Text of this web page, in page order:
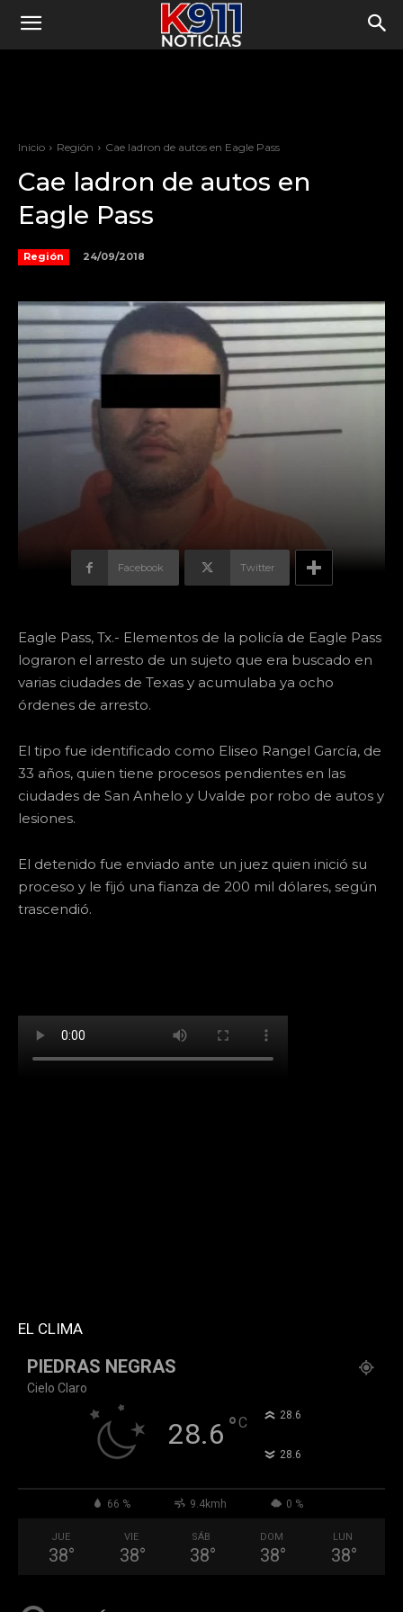
Inicio Región Cae ladron de autos en Eagle Pass
Cae ladron de autos en
Eagle Pass
Región 24/09/2018
Facebook Twitter
Eagle Pass, Tx.- Elementos de la policía de Eagle Pass
lograron el arresto de un sujeto que era buscado en
varias ciudades de Texas y acumulaba ya ocho
órdenes de arresto.
El tipo fue identificado como Eliseo Rangel García, de
33 años, quien tiene procesos pendientes en las
ciudades de San Anhelo y Uvalde por robo de autos y
lesiones.
El detenido fue enviado ante un juez quien inició su
proceso y le fijó una fianza de 200 mil dólares, según
trascendió.
EL CLIMA
PIEDRAS NEGRAS
Cielo Claro
28.6 °C 28.6
28.6
66 % 9.4kmh 0 %
JUE
38°
VIE
38°
SÁB
38°
DOM
38°
LUN
38°